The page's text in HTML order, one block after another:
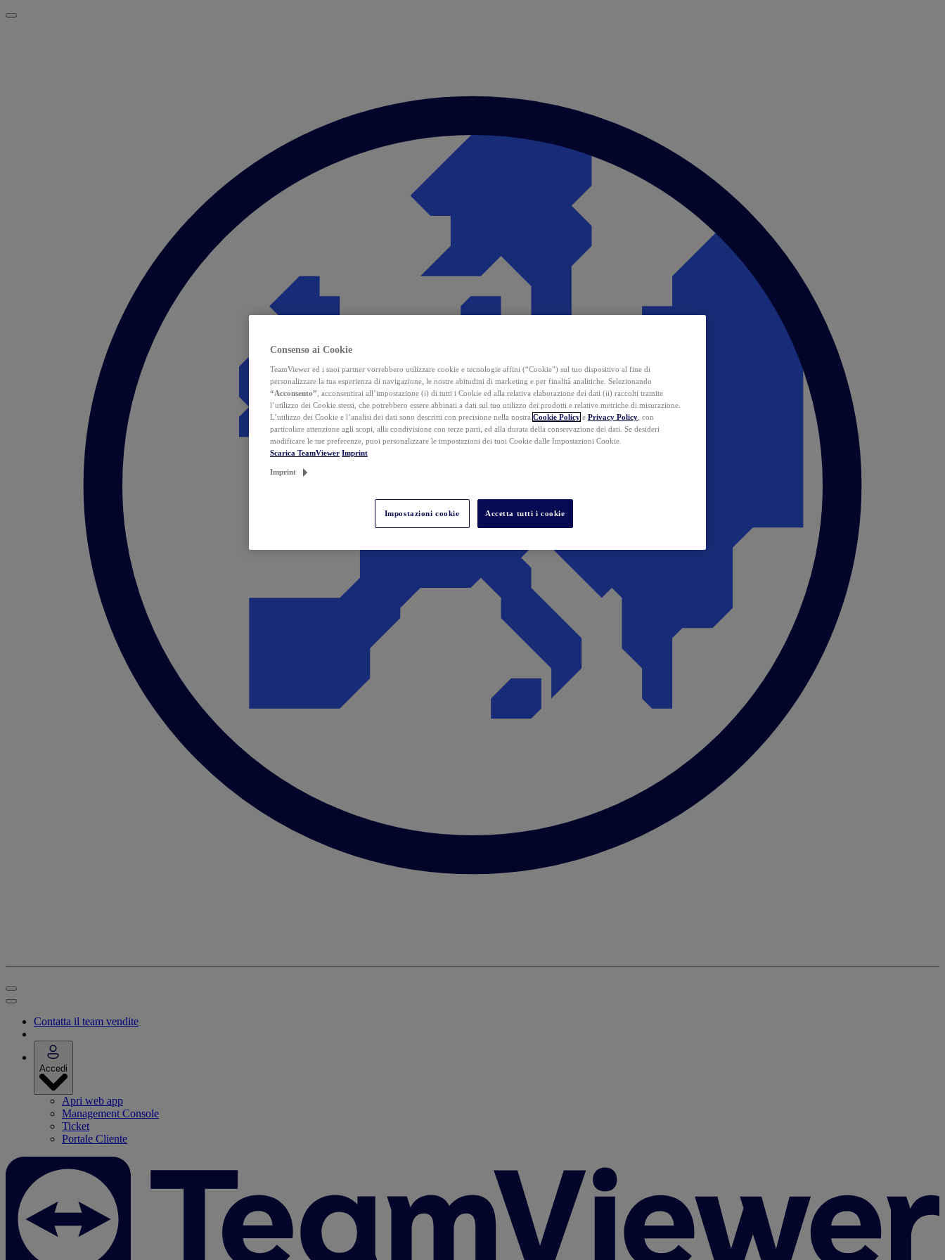
Contatta il team vendite
Accedi
Apri web app
Management Console
Ticket
Portale Cliente
Consenso ai Cookie
TeamViewer ed i suoi partner vorrebbero utilizzare cookie e tecnologie affini (“Cookie”) sul tuo dispositivo al fine di
personalizzare la tua esperienza di navigazione, le nostre abitudini di marketing e per finalità analitiche. Selezionando
“Acconsento” , acconsentirai all’impostazione (i) di tutti i Cookie ed alla relativa elaborazione dei dati (ii) raccolti tramite
l’utilizzo dei Cookie stessi, che potrebbero essere abbinati a dati sul tuo utilizzo dei prodotti e relative metriche di misurazione.
L’utilizzo dei Cookie e l’analisi dei dati sono descritti con precisione nella nostra Cookie Policy e Privacy Policy , con
particolare attenzione agli scopi, alla condivisione con terze parti, ed alla durata della conservazione dei dati. Se desideri
modificare le tue preferenze, puoi personalizzare le impostazioni dei tuoi Cookie dalle Impostazioni Cookie.
Scarica TeamViewer Imprint
Imprint
Impostazioni cookie Accetta tutti i cookie